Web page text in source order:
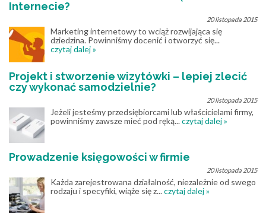
Internecie?
20 listopada 2015
Marketing internetowy to wciąż rozwijająca się
dziedzina. Powinniśmy docenić i otworzyć się...
czytaj dalej »
Projekt i stworzenie wizytówki – lepiej zlecić
czy wykonać samodzielnie?
20 listopada 2015
Jeżeli jesteśmy przedsiębiorcami lub właścicielami firmy,
powinniśmy zawsze mieć pod ręką...czytaj dalej »
Prowadzenie księgowości w firmie
20 listopada 2015
Każda zarejestrowana działalność, niezależnie od swego
rodzaju i specyfiki, wiąże się z...czytaj dalej »